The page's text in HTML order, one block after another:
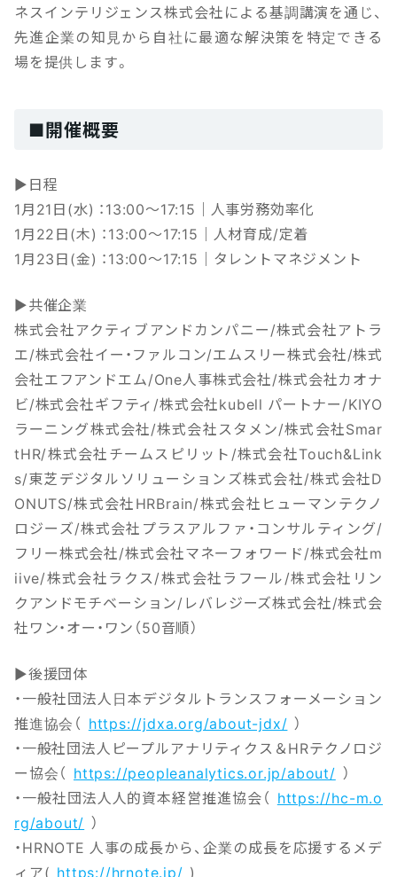
ネスインテリジェンス株式会社による基調講演を通じ、
先進企業の知見から自社に最適な解決策を特定できる
場を提供します。
■開催概要
▶日程
1月21日(水) ：13:00～17:15｜人事労務効率化
1月22日(木) ：13:00～17:15｜人材育成/定着
1月23日(金) ：13:00～17:15｜タレントマネジメント
▶共催企業
株式会社アクティブアンドカンパニー/株式会社アトラ
エ/株式会社イー・ファルコン/エムスリー株式会社/株式
会社エフアンドエム/One人事株式会社/株式会社カオナ
ビ/株式会社ギフティ/株式会社kubell パートナー/KIYO
ラーニング株式会社/株式会社スタメン/株式会社Smar
tHR/株式会社チームスピリット/株式会社Touch&Link
s/東芝デジタルソリューションズ株式会社/株式会社D
ONUTS/株式会社HRBrain/株式会社ヒューマンテクノ
ロジーズ/株式会社プラスアルファ・コンサルティング/
フリー株式会社/株式会社マネーフォワード/株式会社m
iive/株式会社ラクス/株式会社ラフール/株式会社リン
クアンドモチベーション/レバレジーズ株式会社/株式会
社ワン・オー・ワン（50音順）
▶後援団体
・一般社団法人日本デジタルトランスフォーメーション
推進協会（ https://jdxa.org/about-jdx/ ）
・一般社団法人ピープルアナリティクス＆HRテクノロジ
ー協会（ https://peopleanalytics.or.jp/about/ ）
・一般社団法人人的資本経営推進協会（ https://hc-m.o
rg/about/ ）
・HRNOTE 人事の成長から、企業の成長を応援するメデ
ィア( https://hrnote.jp/ )